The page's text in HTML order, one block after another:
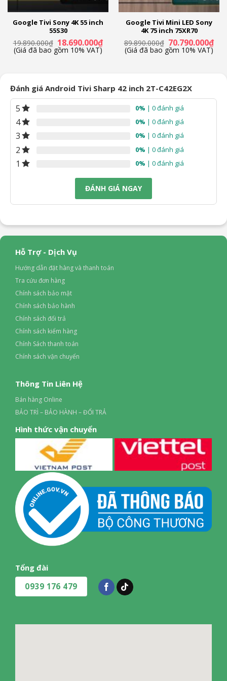
Trình duyệt web
Amazon Prime video
Công nghệ âm thanh
Số lượng loa:2 loa
Âm thanh vòm:
Kết nối với loa tivi:
Cổng kết nối
Cổng mạng LAN
Kết nối không dây:Bluetooth (Kết nối loa, thiết bị di động)
USB:2 cổng USB A
Cổng nhận hình ảnh, âm thanh:
Cổng xuất âm thanh:
Audio), 1 cổng ARC
Thông tin lắp đặt
Kích thước có chân, đặt bàn:
Kích thước không chân, treo tường:
54.13 cm – Dày 8.19 cm
Khối lượng không chân:5.9 kg
Sharp.
Google Tivi Sony 4K 55 inch
55S30
19.890.000₫ Giá
gốc
là:
18.690.000₫Giá
(Giá đã bao gồm 10% VAT)
Google Tivi Mini LED Sony
4K 75 inch 75XR70
89.890.000₫ Giá
gốc
là:
70.790.000₫Giá
(Giá đã bao gồm 10% VAT)
Đánh giá Android Tivi Sharp 42 inch 2T-C42EG2X
5 0% | 0 đánh giá
4 0% | 0 đánh giá
3 0% | 0 đánh giá
2 0% | 0 đánh giá
1 0% | 0 đánh giá
ĐÁNH GIÁ NGAY
Hỗ Trợ - Dịch Vụ
Hướng dẫn đặt hàng và thanh toán
Tra cứu đơn hàng
Chính sách bảo mật
Chính sách bảo hành
Chính sách đổi trả
Chính sách kiểm hàng
Chính Sách thanh toán
Chính sách vận chuyển
Thông Tin Liên Hệ
Bán hàng Online
BẢO TRÌ – BẢO HÀNH – ĐỔI TRẢ
Hình thức vận chuyển
Tổng đài
0939 176 479